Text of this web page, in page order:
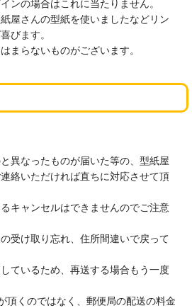
ンの場合はこれに当たりません。
屋さんの型紙を使いましたなどリン
びます。
まらないものがございます。
異なったものが届いた等の、型紙屋
絡いただければ直ちに対応させて頂
キャンセルはできませんのでご注意
受け取り忘れ、住所間違いで戻って
ているため、再送する場合もう一度
頂くのではなく、郵便局の配送の料金